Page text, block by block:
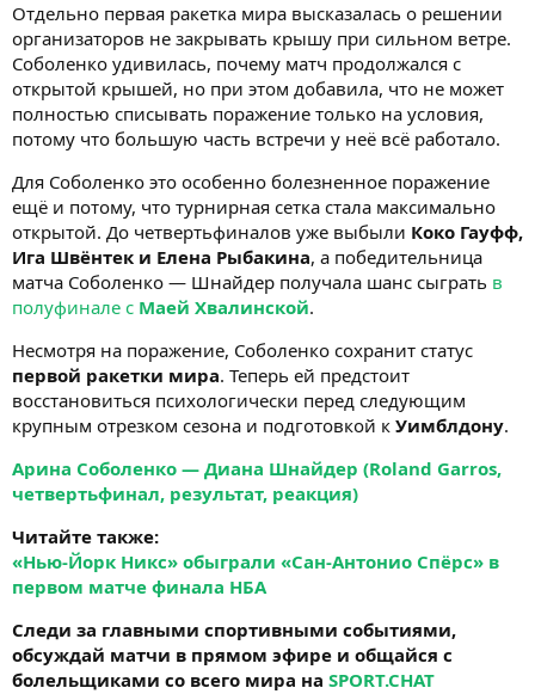
Отдельно первая ракетка мира высказалась о решении
организаторов не закрывать крышу при сильном ветре.
Соболенко удивилась, почему матч продолжался с
открытой крышей, но при этом добавила, что не может
полностью списывать поражение только на условия,
потому что большую часть встречи у неё всё работало.
Для Соболенко это особенно болезненное поражение
ещё и потому, что турнирная сетка стала максимально
открытой. До четвертьфиналов уже выбыли Коко Гауфф,
Ига Швёнтек и Елена Рыбакина, а победительница
матча Соболенко — Шнайдер получала шанс сыграть в
полуфинале с Маей Хвалинской.
Несмотря на поражение, Соболенко сохранит статус
первой ракетки мира. Теперь ей предстоит
восстановиться психологически перед следующим
крупным отрезком сезона и подготовкой к Уимблдону.
Арина Соболенко — Диана Шнайдер (Roland Garros,
четвертьфинал, результат, реакция)
Читайте также:
«Нью-Йорк Никс» обыграли «Сан-Антонио Спёрс» в
первом матче финала НБА
Следи за главными спортивными событиями,
обсуждай матчи в прямом эфире и общайся с
болельщиками со всего мира на SPORT.CHAT